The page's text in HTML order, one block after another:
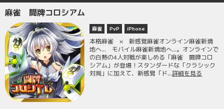
麻雀 闘牌コロシアム
麻雀 PvP iPhone
本格麻雀 × 新感覚麻雀オンライン麻雀新境
地へ... モバイル麻雀新境地へ...。オンラインで
の白熱の4人対戦が楽しめる「麻雀 闘牌コロ
シアム」が登場！スタンダードな「クラシック
対局」に加えて、新感覚「ド...詳細を見る